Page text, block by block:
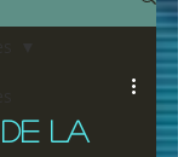
LA